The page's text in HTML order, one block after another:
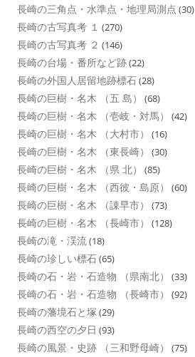
長崎の三角点・水準点・地理局測点 (30)
長崎の古写真考 １ (270)
長崎の古写真考 ２ (146)
長崎の台場・番所など跡(22)
長崎の外国人居留地跡標石(28)
長崎の巨樹・名木 （五 島） (68)
長崎の巨樹・名木 （壱岐・対馬） (42)
長崎の巨樹・名木 （大村市） (16)
長崎の巨樹・名木 （東長崎） (30)
長崎の巨樹・名木 （県 北） (85)
長崎の巨樹・名木 （西彼・島原） (60)
長崎の巨樹・名木 （諌早市） (73)
長崎の巨樹・名木 （長崎市） (128)
長崎の滝・渓流(18)
長崎の珍しい標石(65)
長崎の石・岩・石造物 （県南北） (33)
長崎の石・岩・石造物 （長崎市） (92)
長崎の藩境石と塚 (29)
長崎の西空の夕日 (93)
長崎の風景・史跡 （三和野母崎） (75)